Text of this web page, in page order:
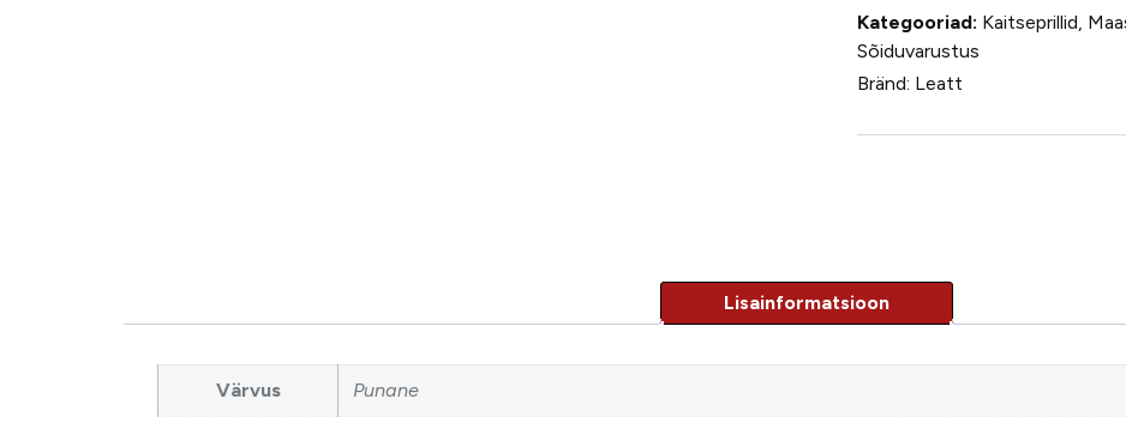
Kategooriad: Kaitseprillid,
Sõiduvarustus
Bränd: Leatt
Värvus Punane